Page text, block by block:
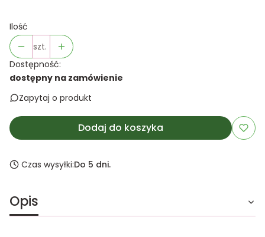
Ilość
szt.
Dostępność:
dostępny na zamówienie
Zapytaj o produkt
Dodaj do koszyka
Czas wysyłki:Do 5 dni.
Opis